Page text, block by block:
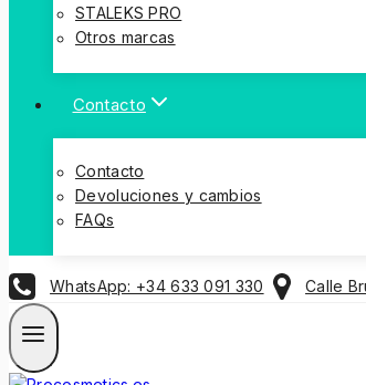
STALEKS PRO
Otros marcas
Contacto
Contacto
Devoluciones y cambios
FAQs
WhatsApp: +34 633 091 330 Calle